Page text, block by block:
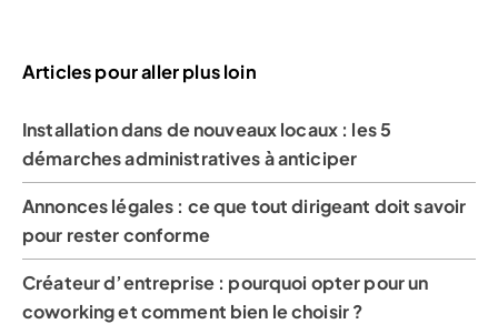
Articles pour aller plus loin
Installation dans de nouveaux locaux : les 5
démarches administratives à anticiper
Annonces légales : ce que tout dirigeant doit savoir
pour rester conforme
Créateur d’entreprise : pourquoi opter pour un
coworking et comment bien le choisir ?